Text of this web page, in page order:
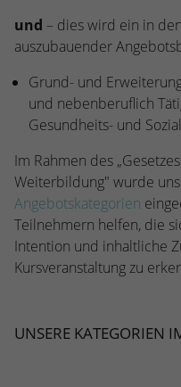
und – dies wird ein in
auszubauender
Grund- und
und nebenberuflich
Gesundheits- und
Im Rahmen des
Weiterbildung" wurde
Angebotskategorien
Teilnehmern helfen, die
Intention und inhaltliche
Kursveranstaltung zu
UNSERE KATEGORIEN
Anbieter Google
Zweck
Dieser
nach
und
Google